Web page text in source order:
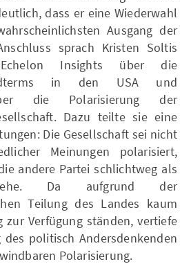
dass er eine Wiederwahl
Ausgang der
sprach Kristen Soltis
Insights über die
in den USA und
die Polarisierung der
Dazu teilte sie eine
Die Gesellschaft sei nicht
Meinungen polarisiert,
andere Partei schlichtweg als
Da aufgrund der
Teilung des Landes kaum
zur Verfügung ständen, vertiefe
politisch Andersdenkenden
Polarisierung.